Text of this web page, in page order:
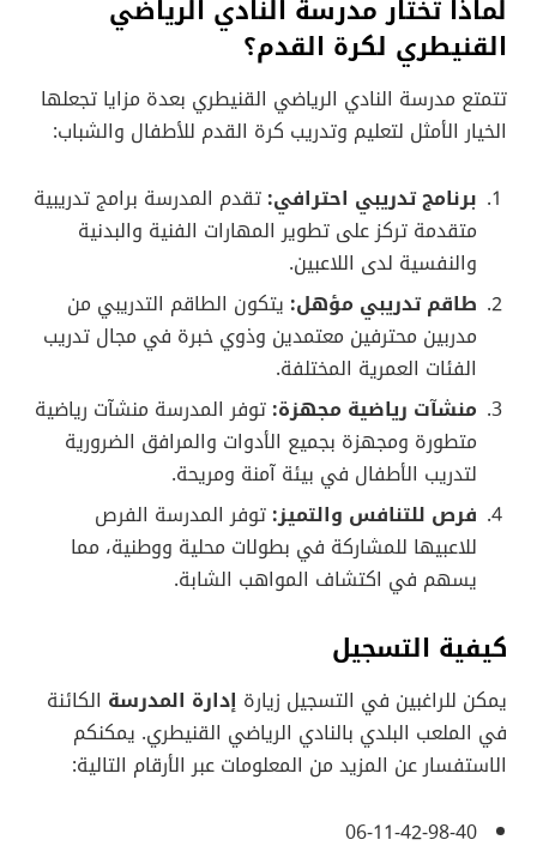
لماذا تختار مدرسة النادي الرياضي
القنيطري لكرة القدم؟
تتمتع مدرسة النادي الرياضي القنيطري بعدة مزايا تجعلها
الخيار الأمثل لتعليم وتدريب كرة القدم للأطفال والشباب:
برنامج تدريبي احترافي: تقدم المدرسة برامج تدريبية
متقدمة تركز على تطوير المهارات الفنية والبدنية
والنفسية لدى اللاعبين.
طاقم تدريبي مؤهل: يتكون الطاقم التدريبي من
مدربين محترفين معتمدين وذوي خبرة في مجال تدريب
الفئات العمرية المختلفة.
منشآت رياضية مجهزة: توفر المدرسة منشآت رياضية
متطورة ومجهزة بجميع الأدوات والمرافق الضرورية
لتدريب الأطفال في بيئة آمنة ومريحة.
فرص للتنافس والتميز: توفر المدرسة الفرص
للاعبيها للمشاركة في بطولات محلية ووطنية، مما
يسهم في اكتشاف المواهب الشابة.
كيفية التسجيل
يمكن للراغبين في التسجيل زيارة إدارة المدرسة الكائنة
في الملعب البلدي بالنادي الرياضي القنيطري. يمكنكم
الاستفسار عن المزيد من المعلومات عبر الأرقام التالية:
06-11-42-98-40